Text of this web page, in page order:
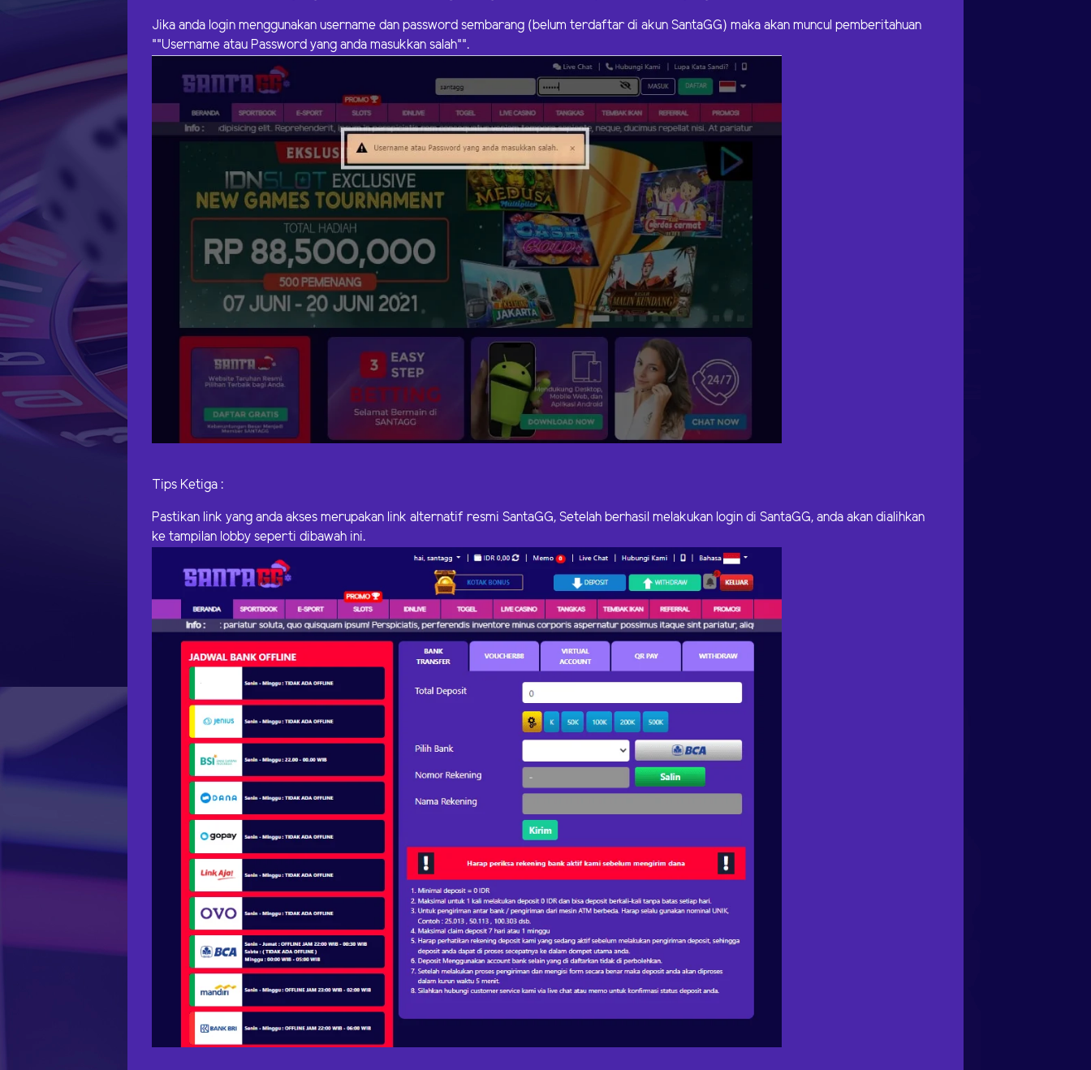
Jika anda login menggunakan username dan password sembarang (belum terdaftar di akun SantaGG) maka akan muncul pemberitahuan
""Username atau Password yang anda masukkan salah"".
Tips Ketiga :
Pastikan link yang anda akses merupakan link alternatif resmi SantaGG, Setelah berhasil melakukan login di SantaGG, anda akan dialihkan
ke tampilan lobby seperti dibawah ini.